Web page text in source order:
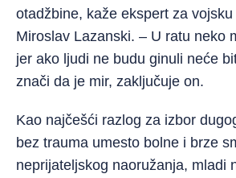
otadžbine, kaže ekspert za
Miroslav Lazanski. – U ratu neko
jer ako ljudi ne budu ginuli neće
znači da je mir, zaključuje on.
Kao najčešći razlog za izbor
bez trauma umesto bolne i brze
neprijateljskog naoružanja, mladi